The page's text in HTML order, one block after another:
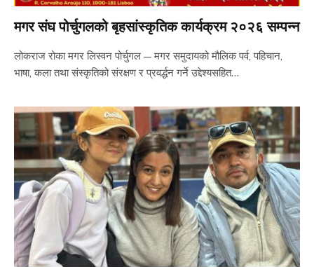
मगर संघ पोर्चुगलको बृहसांस्कृतिक कार्यक्रम २०२६ सम्पन्न
लोकराज रोका मगर लिस्वन पोर्चुगल — मगर समुदायको मौलिक पर्व, पहिचान,
भाषा, कला तथा संस्कृतिको संरक्षण र प्रवर्द्धन गर्ने उद्देश्यसहित…